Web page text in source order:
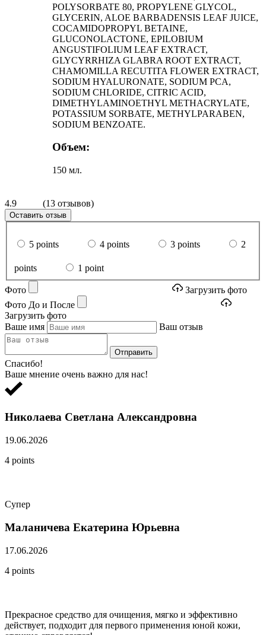
POLYSORBATE 80, PROPYLENE GLYCOL,
GLYCERIN, ALOE BARBADENSIS LEAF JUICE,
COCAMIDOPROPYL BETAINE,
GLUCONOLACTONE, EPILOBIUM
ANGUSTIFOLIUM LEAF EXTRACT,
GLYCYRRHIZA GLABRA ROOT EXTRACT,
CHAMOMILLA RECUTITA FLOWER EXTRACT,
SODIUM HYALURONATE, SODIUM PCA,
SODIUM CHLORIDE, CITRIC ACID,
DIMETHYLAMINOETHYL METHACRYLATE,
POTASSIUM SORBATE, METHYLPARABEN,
SODIUM BENZOATE.
Объем:
150 мл.
4.9 (13 отзывов)
Оставить отзыв
5 points 4 points 3 points 2
points 1 point
Фото
Загрузить фото
Фото До и После
Загрузить фото
Ваше имя
Ваш отзыв
Отправить
Спасибо!
Ваше мнение очень важно для нас!
Николаева Светлана Александровна
19.06.2026
4 points
Супер
Маланичева Екатерина Юрьевна
17.06.2026
4 points
Прекрасное средство для очищения, мягко и эффективно
действует, подходит для первого применения юной кожи,